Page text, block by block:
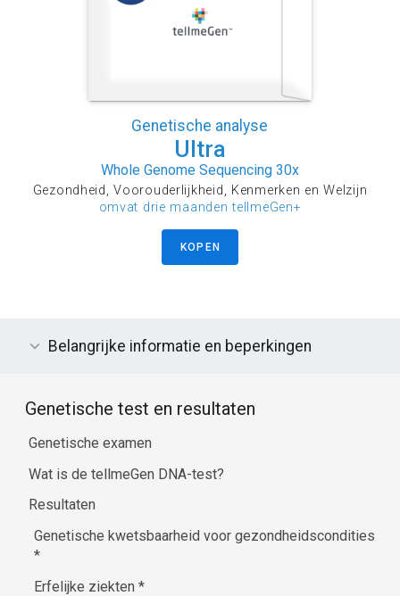
Genetische analyse
Ultra
Whole Genome Sequencing 30x
Gezondheid, Voorouderlijkheid, Kenmerken en Welzijn
omvat drie maanden tellmeGen+
KOPEN
Belangrijke informatie en beperkingen
Genetische test en resultaten
Genetische examen
Wat is de tellmeGen DNA-test?
Resultaten
Genetische kwetsbaarheid voor gezondheidscondities
*
Erfelijke ziekten*